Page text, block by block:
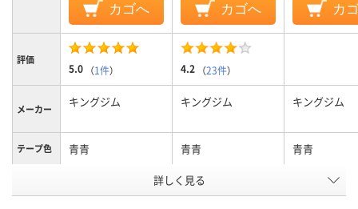
カゴへ カゴへ カ
評価
5.0 （1件） 4.2 （23件）
メーカー キングジム キングジム キングジム
テープ色 青青 青青 青青
黒黒
詳しく見る